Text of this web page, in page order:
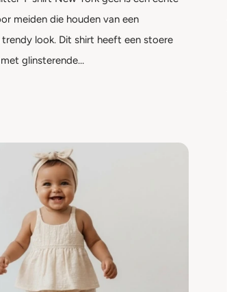
meiden die houden van een
look. Dit shirt heeft een stoere
glinsterende…